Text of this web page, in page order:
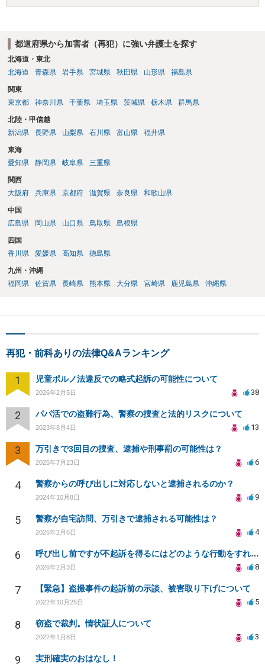
都道府県から加害者（再犯）に強い弁護士を探す
北海道・東北
北海道
青森県 岩手県 宮城県 秋田県 山形県 福島県
関東
東京都
神奈川県 千葉県 埼玉県 茨城県 栃木県 群馬県
北陸・甲信越
新潟県
長野県 山梨県 石川県 富山県 福井県
東海
愛知県
静岡県 岐阜県 三重県
関西
大阪府
兵庫県 京都府 滋賀県 奈良県 和歌山県
中国
広島県
岡山県 山口県 鳥取県 島根県
四国
香川県
愛媛県 高知県 徳島県
九州・沖縄
福岡県
佐賀県 長崎県 熊本県 大分県 宮崎県 鹿児島県 沖縄県
再犯・前科ありの法律Q&Aランキング
1 児童ポルノ法違反での略式起訴の可能性について
2026年2月5日 38
2 パパ活での盗難行為、警察の捜査と法的リスクについて
2023年8月4日 13
3 万引きで3回目の捜査、逮捕や刑事罰の可能性は？
2025年7月23日 6
4 警察からの呼び出しに対応しないと逮捕されるのか？
2024年10月8日 9
5 警察が自宅訪問、万引きで逮捕される可能性は？
2026年2月6日 4
6 呼び出し前ですが不起訴を得るにはどのような行動をすればよいか。反省文と再犯防止のルールを決めた上申書
2026年2月3日 8
7 【緊急】盗撮事件の起訴前の示談、被害取り下げについて
2022年10月25日 5
8 窃盗で裁判。情状証人について
2022年1月8日 3
9 実刑確実のおはなし！